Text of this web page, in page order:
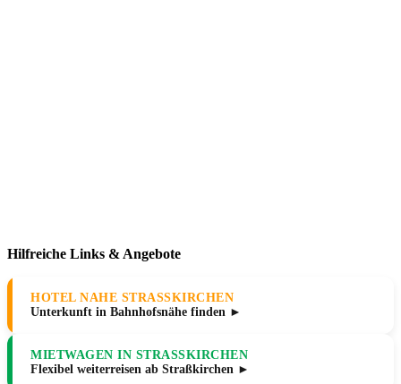
Hilfreiche Links & Angebote
HOTEL NAHE STRASSKIRCHEN
Unterkunft in Bahnhofsnähe finden ►
MIETWAGEN IN STRASSKIRCHEN
Flexibel weiterreisen ab Straßkirchen ►